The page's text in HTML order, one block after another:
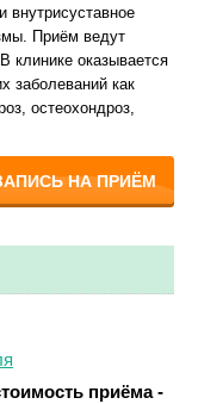
внутрисуставное
Приём ведут
клинике оказывается
заболеваний как
остеохондроз,
НА ПРИЁМ
приёма -